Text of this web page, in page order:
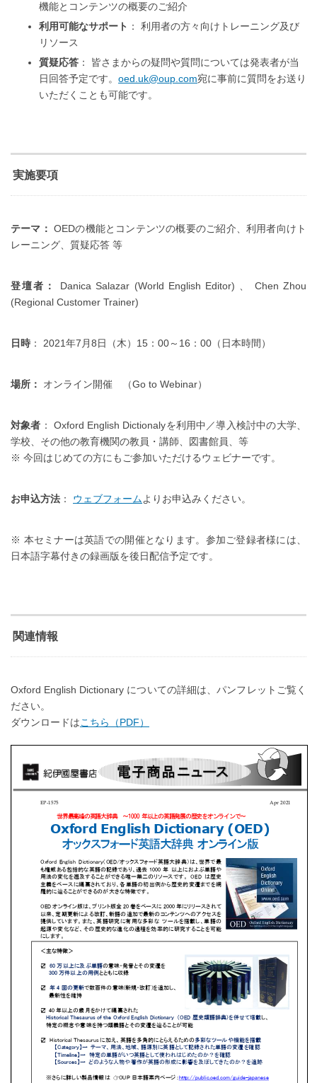
機能とコンテンツの概要のご紹介
利用可能なサポート ： 利用者の方々向けトレーニング及び
リソース
質疑応答 ： 皆さまからの疑問や質問については発表者が当
日回答予定です。 oed.uk@oup.com宛に事前に質問をお送り
いただくことも可能です。
実施要項
テーマ： OEDの機能とコンテンツの概要のご紹介、利用者向けト
レーニング、質疑応答 等
登壇者： Danica Salazar (World English Editor) 、 Chen Zhou
(Regional Customer Trainer)
日時 ： 2021年7月8日（木）15：00～16：00（日本時間）
場所： オンライン開催 （Go to Webinar）
対象者 ： Oxford English Dictionalyを利用中／導入検討中の大学、
学校、その他の教育機関の教員・講師、図書館員、等
※ 今回はじめての方にもご参加いただけるウェビナーです。
お申込方法 ： ウェブフォームよりお申込みください。
※ 本セミナーは英語での開催となります。参加ご登録者様には、
日本語字幕付きの録画版を後日配信予定です。
関連情報
Oxford English Dictionary についての詳細は、パンフレットご覧く
ださい。
ダウンロードはこちら（PDF）